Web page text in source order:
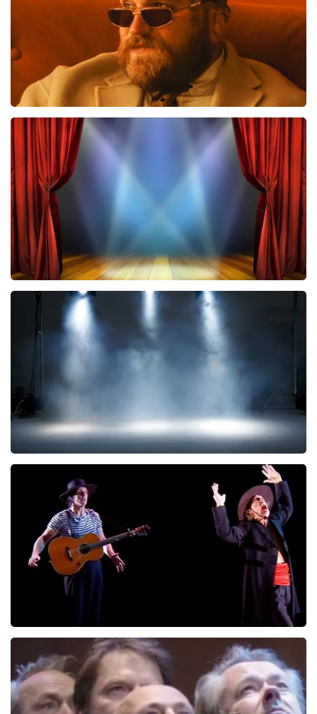
Teddy Swims
535 laatste 30 minuten
BESTEL NU
40 45 De Musical
laatste 30 minuten
BESTEL NU
172laatste 30 minuten
BESTEL NU
Ashton Brothers
162laatste 30 minuten
BESTEL NU